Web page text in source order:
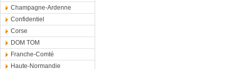
Champagne-Ardenne
Confidentiel
Corse
DOM TOM
Franche-Comté
Haute-Normandie